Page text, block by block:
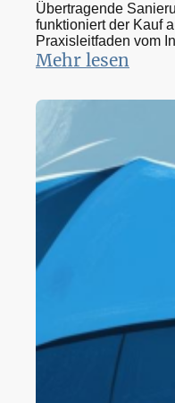
Übertragende
funktioniert der Kauf
Praxisleitfaden vom
Mehr lesen